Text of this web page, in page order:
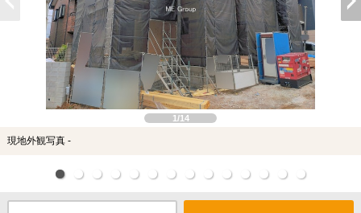
1/14
現地外観写真 -